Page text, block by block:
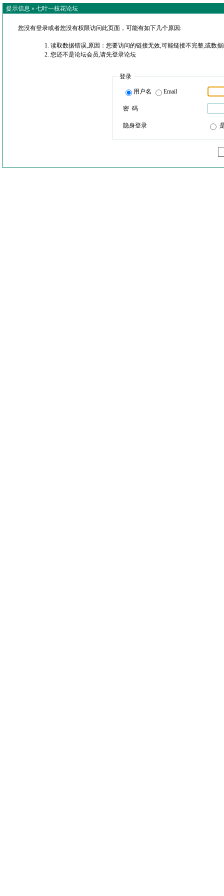
提示信息 » 七叶一枝花论坛
您没有登录或者您没有权限访问此页面，可能有如下几个原因:
读取数据错误,原因：您要访问的链接无效,可能链接不完整,或数
您还不是论坛会员,请先登录论坛
登录
用户名 Email
密 码
隐身登录